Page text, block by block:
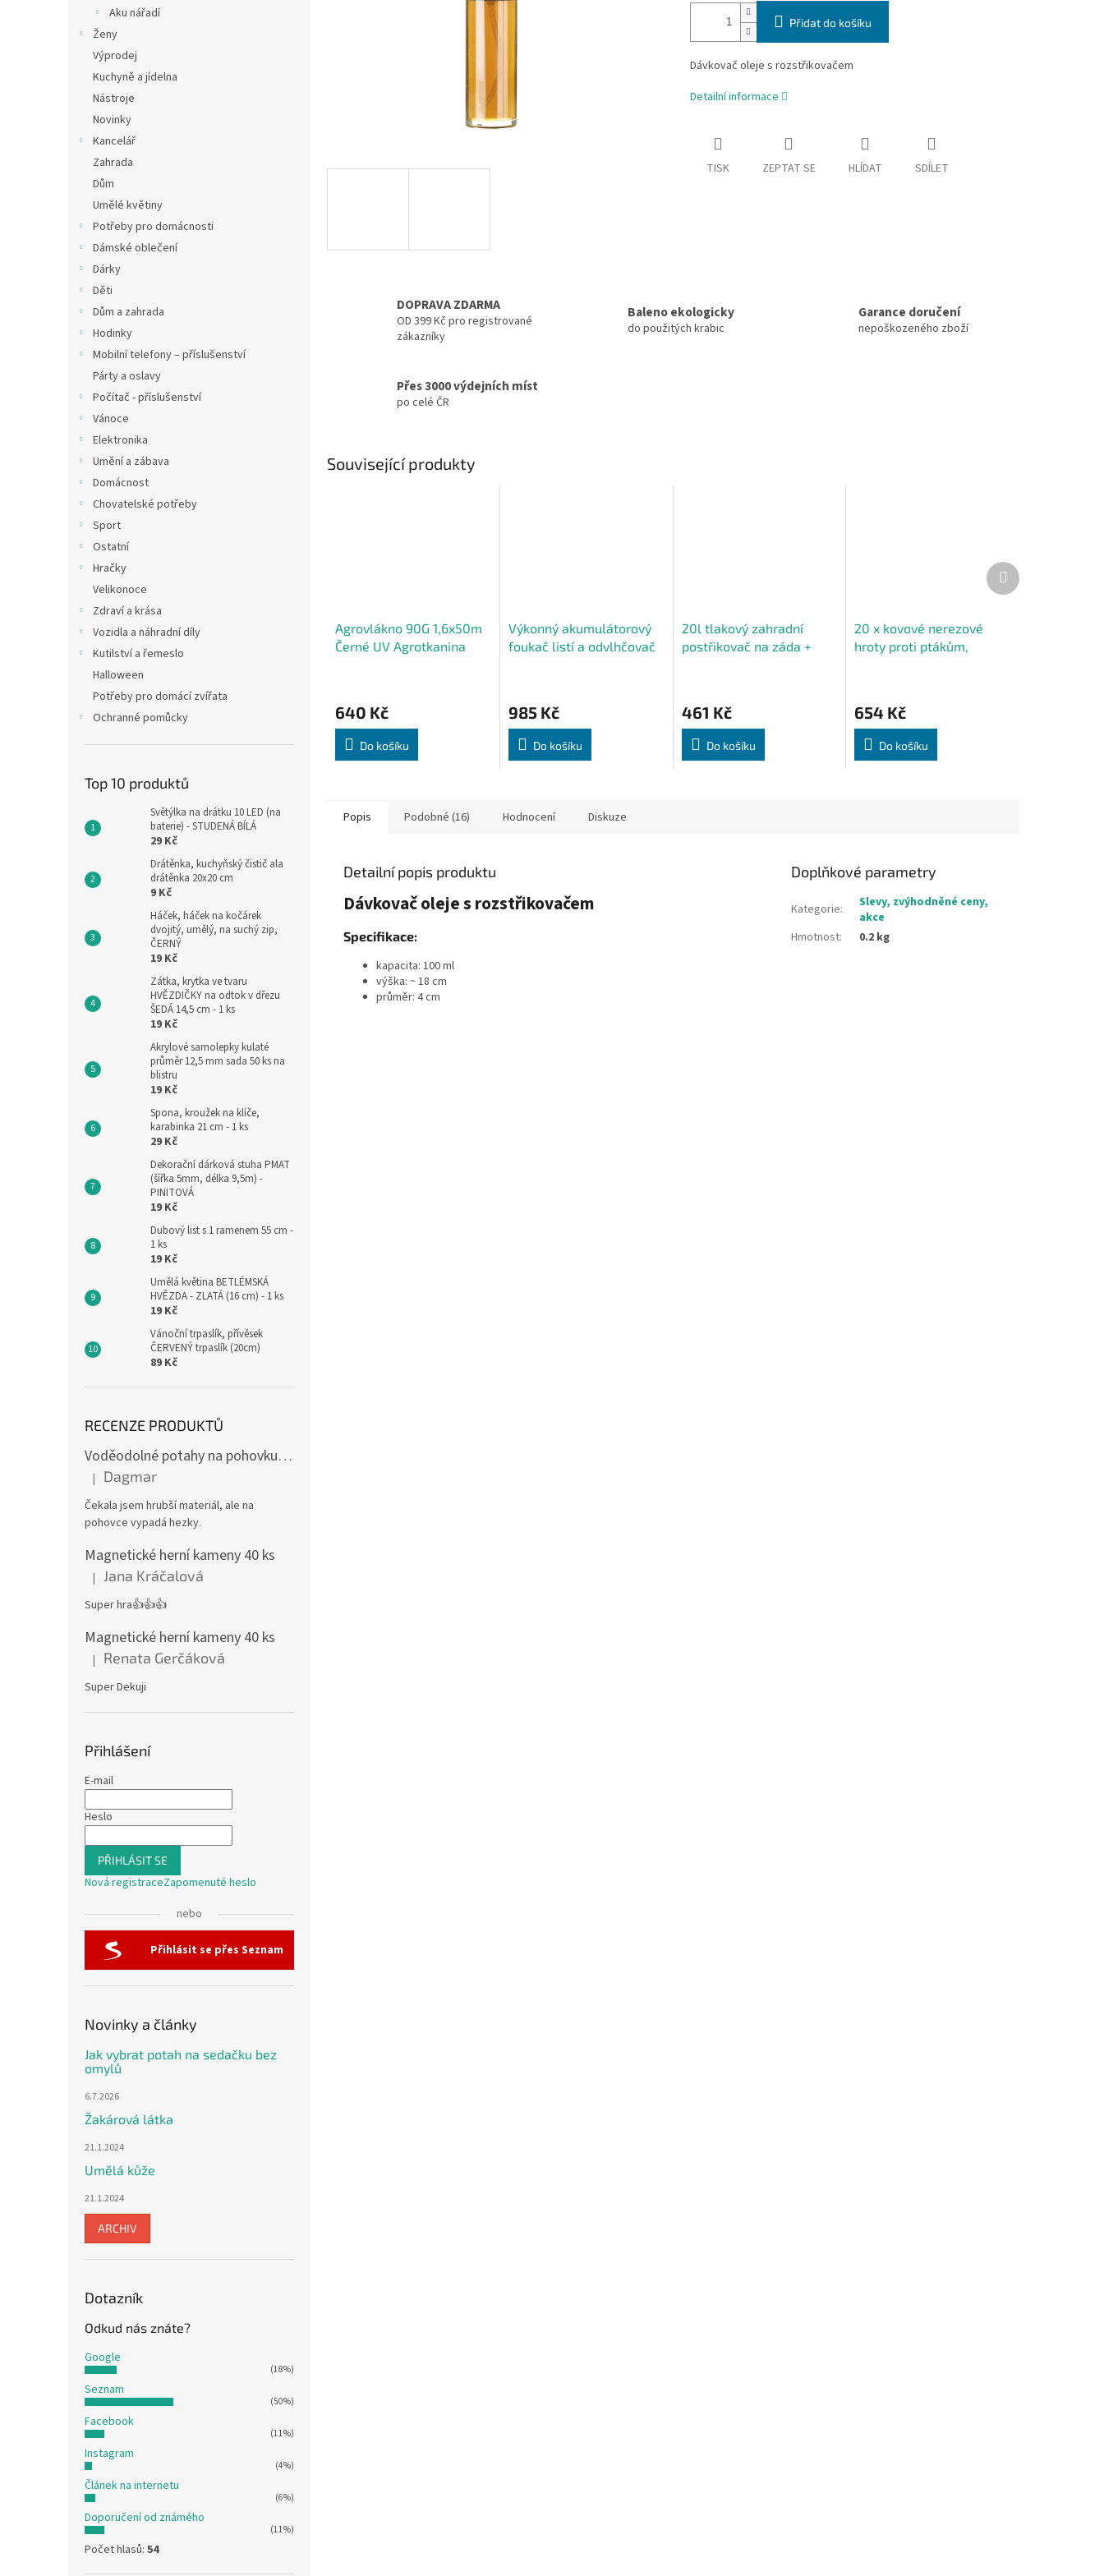
Aku nářadí
Ženy
Výprodej
Kuchyně a jídelna
Nástroje
Novinky
Kancelář
Zahrada
Dům
Umělé květiny
Potřeby pro domácnosti
Dámské oblečení
Dárky
Děti
Dům a zahrada
Hodinky
Mobilní telefony – příslušenství
Párty a oslavy
Počítač - příslušenství
Vánoce
Elektronika
Umění a zábava
Domácnost
Chovatelské potřeby
Sport
Ostatní
Hračky
Velikonoce
Zdraví a krása
Vozidla a náhradní díly
Kutilství a řemeslo
Halloween
Potřeby pro domácí zvířata
Ochranné pomůcky
Top 10 produktů
Světýlka na drátku 10 LED (na
baterie) - STUDENÁ BÍLÁ
29 Kč
Drátěnka, kuchyňský čistič ala
drátěnka 20x20 cm
9 Kč
Háček, háček na kočárek
dvojitý, umělý, na suchý zip,
ČERNÝ
19 Kč
Zátka, krytka ve tvaru
HVĚZDIČKY na odtok v dřezu
ŠEDÁ 14,5 cm - 1 ks
19 Kč
Akrylové samolepky kulaté
průměr 12,5 mm sada 50 ks na
blistru
19 Kč
Spona, kroužek na klíče,
karabinka 21 cm - 1 ks
29 Kč
Dekorační dárková stuha PMAT
(šířka 5mm, délka 9,5m) -
PINITOVÁ
19 Kč
Dubový list s 1 ramenem 55 cm -
1 ks
19 Kč
Umělá květina BETLÉMSKÁ
HVĚZDA - ZLATÁ (16 cm) - 1 ks
19 Kč
Vánoční trpaslík, přívěsek
ČERVENÝ trpaslík (20cm)
89 Kč
RECENZE PRODUKTŮ
Voděodolné potahy na pohovku se vzorem
Hodnocení produktu je 4 z 5 hvězdiček.
| Dagmar
Čekala jsem hrubší materiál, ale na
pohovce vypadá hezky.
Magnetické herní kameny 40 ks
Hodnocení produktu je 5 z 5 hvězdiček.
| Jana Kráčalová
Super hra👍👍👍
Magnetické herní kameny 40 ks
Hodnocení produktu je 5 z 5 hvězdiček.
| Renata Gerčáková
Super Dekuji
Přihlášení
E-mail
Heslo
PŘIHLÁSIT SE
Nová registraceZapomenuté heslo
nebo
Přihlásit se přes Seznam
Novinky a články
Jak vybrat potah na sedačku bez
omylů
6.7.2026
Žakárová látka
21.1.2024
Umělá kůže
21.1.2024
ARCHIV
Dotazník
Odkud nás znáte?
Google
(18%)
Seznam
(50%)
Facebook
(11%)
Instagram
(4%)
Článek na internetu
(6%)
Doporučení od známého
(11%)
Počet hlasů: 54
Přidat do košíku
Dávkovač oleje s rozstřikovačem
Detailní informace
TISK ZEPTAT SE HLÍDAT SDÍLET
DOPRAVA ZDARMA
OD 399 Kč pro registrované
zákazníky
Baleno ekologicky
do použitých krabic
Garance doručení
nepoškozeného zboží
Přes 3000 výdejních míst
po celé ČR
Související produkty
Agrovlákno 90G 1,6x50m
Černé UV Agrotkanina
640 Kč
Do košíku
Výkonný akumulátorový
foukač listí a odvlhčovač
985 Kč
Do košíku
20l tlakový zahradní
postřikovač na záda +
461 Kč
Do košíku
20 x kovové nerezové
hroty proti ptákům,
654 Kč
Do košíku
Další
produkt
Popis Podobné (16) Hodnocení Diskuze
Detailní popis produktu
Dávkovač oleje s rozstřikovačem
Specifikace:
kapacita: 100 ml
výška: ~ 18 cm
průměr: 4 cm
Doplňkové parametry
Kategorie:
Slevy, zvýhodněné ceny,
akce
Hmotnost: 0.2 kg